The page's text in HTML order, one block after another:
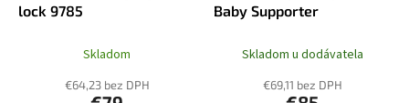
lock 9785
Skladom
€64,23 bez DPH
Baby Supporter
Skladom u dodávatela
€69,11 bez DPH